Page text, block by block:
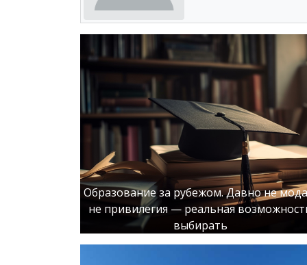
Образование за рубежом. Давно не
не привилегия — реальная
выбирать